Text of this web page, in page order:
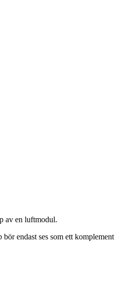
av en luftmodul.
endast ses som ett komplement